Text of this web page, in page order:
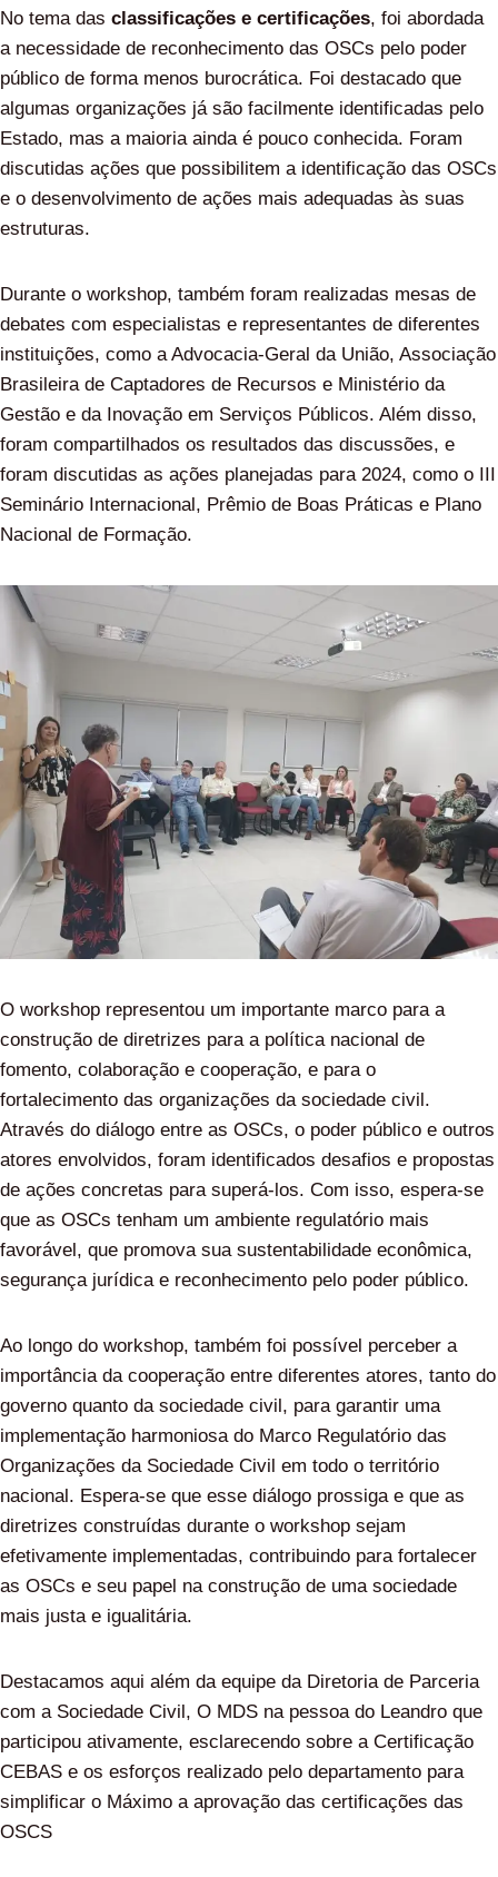
No tema das classificações e certificações, foi abordada
a necessidade de reconhecimento das OSCs pelo poder
público de forma menos burocrática. Foi destacado que
algumas organizações já são facilmente identificadas pelo
Estado, mas a maioria ainda é pouco conhecida. Foram
discutidas ações que possibilitem a identificação das OSCs
e o desenvolvimento de ações mais adequadas às suas
estruturas.
Durante o workshop, também foram realizadas mesas de
debates com especialistas e representantes de diferentes
instituições, como a Advocacia-Geral da União, Associação
Brasileira de Captadores de Recursos e Ministério da
Gestão e da Inovação em Serviços Públicos. Além disso,
foram compartilhados os resultados das discussões, e
foram discutidas as ações planejadas para 2024, como o III
Seminário Internacional, Prêmio de Boas Práticas e Plano
Nacional de Formação.
O workshop representou um importante marco para a
construção de diretrizes para a política nacional de
fomento, colaboração e cooperação, e para o
fortalecimento das organizações da sociedade civil.
Através do diálogo entre as OSCs, o poder público e outros
atores envolvidos, foram identificados desafios e propostas
de ações concretas para superá-los. Com isso, espera-se
que as OSCs tenham um ambiente regulatório mais
favorável, que promova sua sustentabilidade econômica,
segurança jurídica e reconhecimento pelo poder público.
Ao longo do workshop, também foi possível perceber a
importância da cooperação entre diferentes atores, tanto do
governo quanto da sociedade civil, para garantir uma
implementação harmoniosa do Marco Regulatório das
Organizações da Sociedade Civil em todo o território
nacional. Espera-se que esse diálogo prossiga e que as
diretrizes construídas durante o workshop sejam
efetivamente implementadas, contribuindo para fortalecer
as OSCs e seu papel na construção de uma sociedade
mais justa e igualitária.
Destacamos aqui além da equipe da Diretoria de Parceria
com a Sociedade Civil, O MDS na pessoa do Leandro que
participou ativamente, esclarecendo sobre a Certificação
CEBAS e os esforços realizado pelo departamento para
simplificar o Máximo a aprovação das certificações das
OSCS